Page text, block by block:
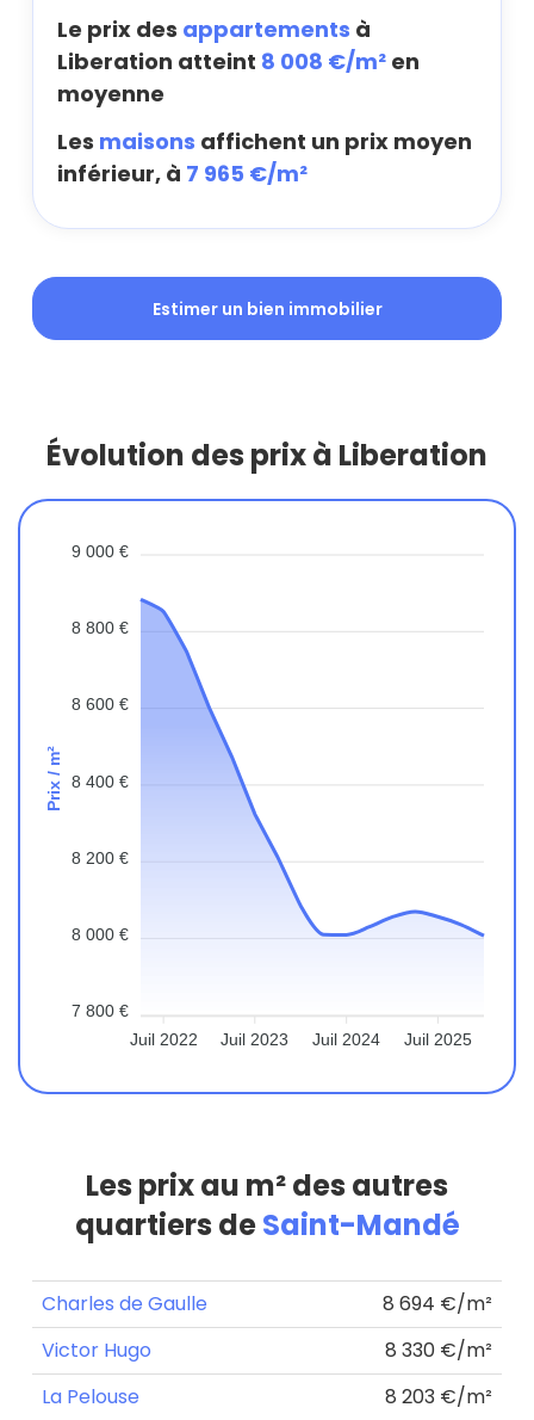
Le prix des appartements à
Liberation atteint 8 008 €/m² en
moyenne
Les maisons affichent un prix moyen
inférieur, à 7 965 €/m²
Estimer un bien immobilier
Évolution des prix à Liberation
9 000 €
8 800 €
8 600 €
8 400 €
8 200 €
8 000 €
7 800 €
Prix / m²
Juil 2022 Juil 2023 Juil 2024 Juil 2025
Les prix au m² des autres
quartiers deSaint-Mandé
Charles de Gaulle
8 694 €/m²
Victor Hugo
8 330 €/m²
La Pelouse
8 203 €/m²